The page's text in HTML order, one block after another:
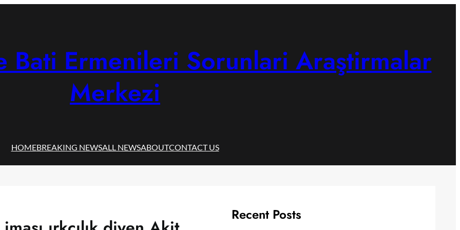
Bati Ermenileri Sorunlari Araştirmalar
Merkezi
HOMEBREAKING NEWSALL NEWSABOUTCONTACT US
Recent Posts